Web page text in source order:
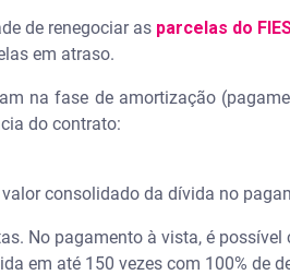
de renegociar as parcelas do
em atraso.
na fase de amortização
do contrato:
consolidado da dívida no
No pagamento à vista, é possível
em até 150 vezes com 100% de